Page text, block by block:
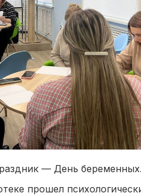
— День беременных.
прошел